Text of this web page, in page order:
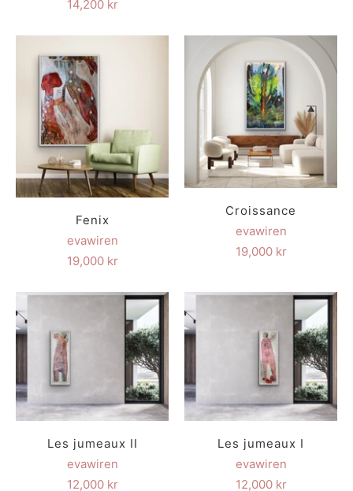
14,200 kr
Fenix
evawiren
19,000 kr
Croissance
evawiren
19,000 kr
Les jumeaux II
evawiren
12,000 kr
Les jumeaux I
evawiren
12,000 kr